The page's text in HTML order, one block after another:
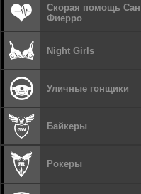
Скорая помощь Сан
Фиерро
Night Girls
Уличные гонщики
Байкеры
Рокеры